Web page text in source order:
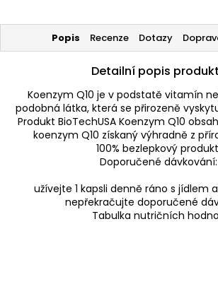
Popis Recenze Dotazy
Detailní popis
Koenzym Q10 je v podstatě vitamín
podobná látka, která se přirozeně
Produkt BioTechUSA Koenzym Q10
koenzym Q10 získaný výhradně z
100% bezlepkový
Doporučené dávkování:
užívejte 1 kapsli denně ráno s jídlem
nepřekračujte doporučené
Tabulka nutričních